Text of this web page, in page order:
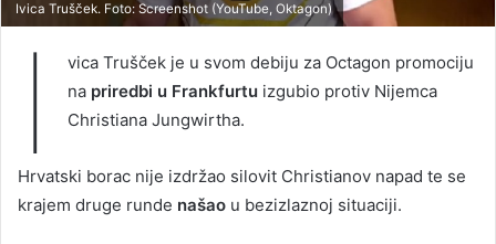
Ivica Trušček. Foto: Screenshot (YouTube, Oktagon)
I
vica Trušček je u svom debiju za Octagon promociju
na priredbi u Frankfurtuizgubio protiv Nijemca
Christiana Jungwirtha.
Hrvatski borac nije izdržao silovit Christianov napad te se
krajem druge runde našao u bezizlaznoj situaciji.